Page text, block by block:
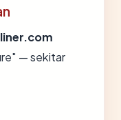
— sekitar